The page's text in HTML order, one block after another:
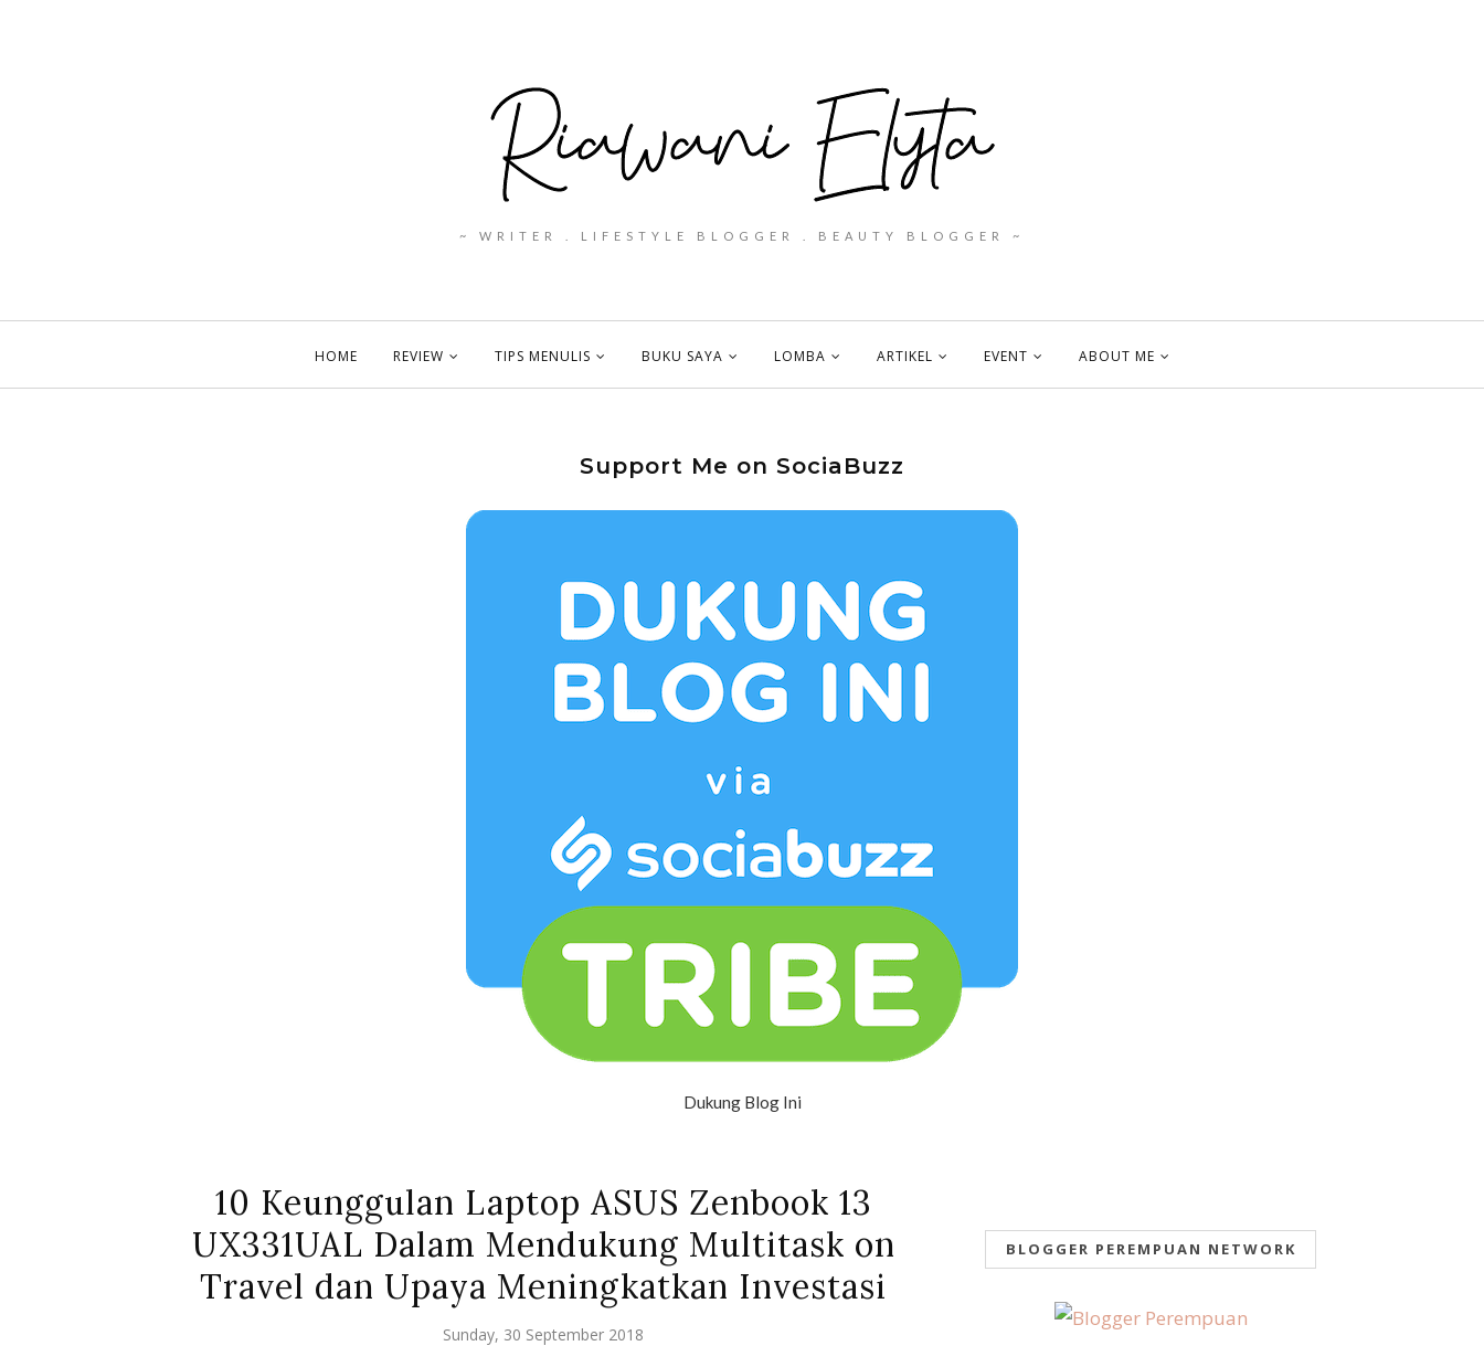
~ WRITER . LIFESTYLE BLOGGER . BEAUTY BLOGGER ~
HOME REVIEW TIPS MENULIS BUKU SAYA LOMBA ARTIKEL EVENT ABOUT ME
Support Me on SociaBuzz
Dukung Blog Ini
10 Keunggulan Laptop ASUS Zenbook 13
UX331UAL Dalam Mendukung Multitask on
Travel dan Upaya Meningkatkan Investasi
Sunday, 30 September 2018
BLOGGER PEREMPUAN NETWORK